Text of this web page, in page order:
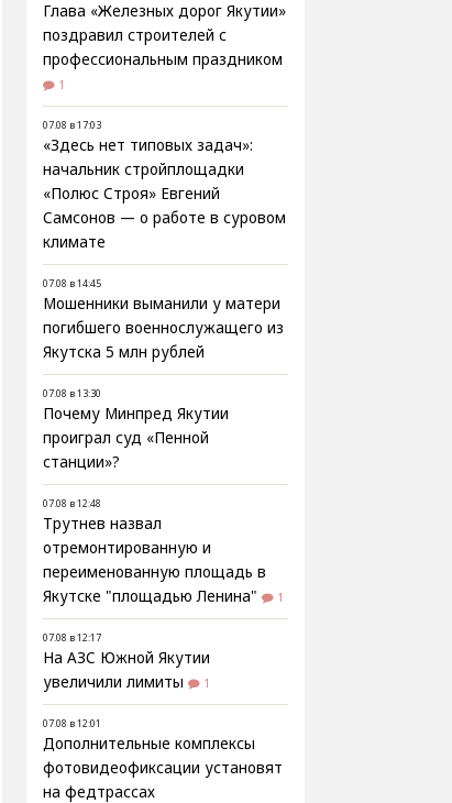
Глава «Железных дорог Якутии»
поздравил строителей с
профессиональным праздником
1
07.08 в 17:03
«Здесь нет типовых задач»:
начальник стройплощадки
«Полюс Строя» Евгений
Самсонов — о работе в суровом
климате
07.08 в 14:45
Мошенники выманили у матери
погибшего военнослужащего из
Якутска 5 млн рублей
07.08 в 13:30
Почему Минпред Якутии
проиграл суд «Пенной
станции»?
07.08 в 12:48
Трутнев назвал
отремонтированную и
переименованную площадь в
Якутске "площадью Ленина"
1
07.08 в 12:17
На АЗС Южной Якутии
увеличили лимиты
1
07.08 в 12:01
Дополнительные комплексы
фотовидеофиксации установят
на федтрассах